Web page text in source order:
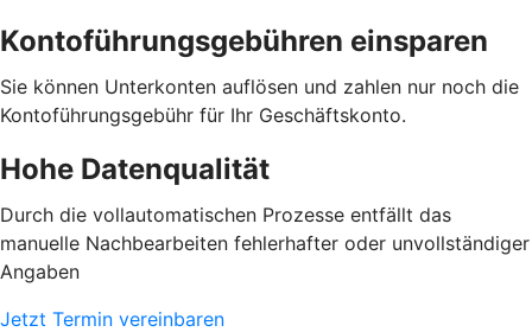
Kontoführungsgebühren einsparen
Sie können Unterkonten auflösen und zahlen nur noch die
Kontoführungsgebühr für Ihr Geschäftskonto.
Hohe Datenqualität
Durch die vollautomatischen Prozesse entfällt das
manuelle Nachbearbeiten fehlerhafter oder unvollständiger
Angaben
Jetzt Termin vereinbaren